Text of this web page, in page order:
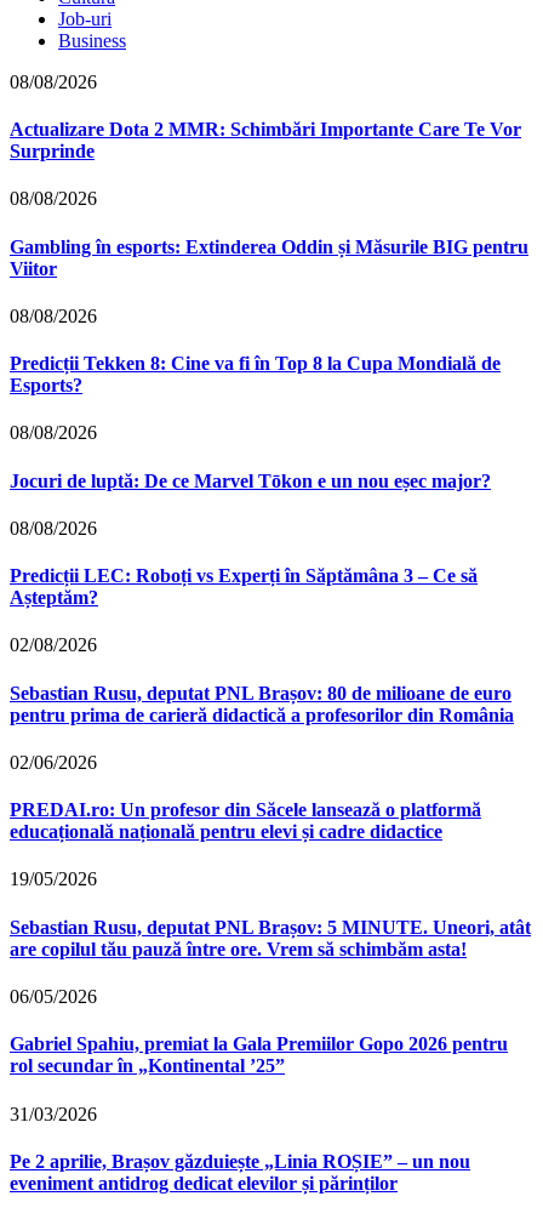
Job-uri
Business
08/08/2026
Actualizare Dota 2 MMR: Schimbări Importante Care Te Vor
Surprinde
08/08/2026
Gambling în esports: Extinderea Oddin și Măsurile BIG pentru
Viitor
08/08/2026
Predicții Tekken 8: Cine va fi în Top 8 la Cupa Mondială de
Esports?
08/08/2026
Jocuri de luptă: De ce Marvel Tōkon e un nou eșec major?
08/08/2026
Predicții LEC: Roboți vs Experți în Săptămâna 3 – Ce să
Așteptăm?
02/08/2026
Sebastian Rusu, deputat PNL Brașov: 80 de milioane de euro
pentru prima de carieră didactică a profesorilor din România
02/06/2026
PREDAI.ro: Un profesor din Săcele lansează o platformă
educațională națională pentru elevi și cadre didactice
19/05/2026
Sebastian Rusu, deputat PNL Brașov: 5 MINUTE. Uneori, atât
are copilul tău pauză între ore. Vrem să schimbăm asta!
06/05/2026
Gabriel Spahiu, premiat la Gala Premiilor Gopo 2026 pentru
rol secundar în „Kontinental ’25”
31/03/2026
Pe 2 aprilie, Brașov găzduiește „Linia ROȘIE” – un nou
eveniment antidrog dedicat elevilor și părinților